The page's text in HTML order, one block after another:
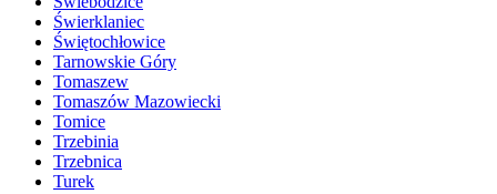
Świerklaniec
Świętochłowice
Tarnowskie Góry
Tomaszew
Tomaszów Mazowiecki
Tomice
Trzebinia
Trzebnica
Turek